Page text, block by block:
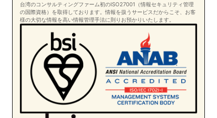
台湾のコンサルティングファーム初のISO27001（情報セキュリティ管理
の国際資格）を取得しております。情報を扱うサービスだからこそ、お客
様の大切な情報を高い情報管理手法に則りお預かりいたします。